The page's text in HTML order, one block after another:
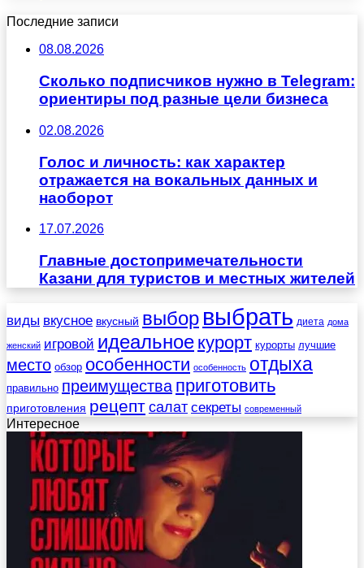
Последние записи
08.08.2026
Сколько подписчиков нужно в Telegram:
ориентиры под разные цели бизнеса
02.08.2026
Голос и личность: как характер
отражается на вокальных данных и
наоборот
17.07.2026
Главные достопримечательности
Казани для туристов и местных жителей
виды вкусное вкусный выбор выбрать диета дома
женский игровой идеальное курорт курорты лучшие
место обзор особенности особенность отдыха
правильно преимущества приготовить
приготовления рецепт салат секреты современный
Интересное